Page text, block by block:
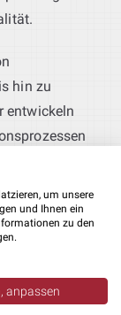
hin zu
entwickeln
das
der
.
:
um unsere
und Ihnen ein
zu den
anpassen